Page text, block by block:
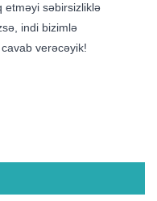
etməyi səbirsizliklə
indi bizimlə
verəcəyik!